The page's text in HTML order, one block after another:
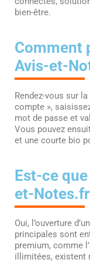
bien-être.
Comment
Avis-et-
Rendez-vous sur
compte »,
mot de passe et
Vous pouvez
et une courte bio
Est-ce
et-
Oui, l’ouverture
principales sont
premium, comme
illimitées, existent